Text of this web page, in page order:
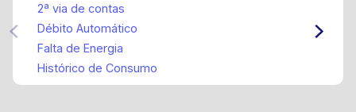
2ª via de contas
Débito Automático
Falta de Energia
Histórico de Consumo